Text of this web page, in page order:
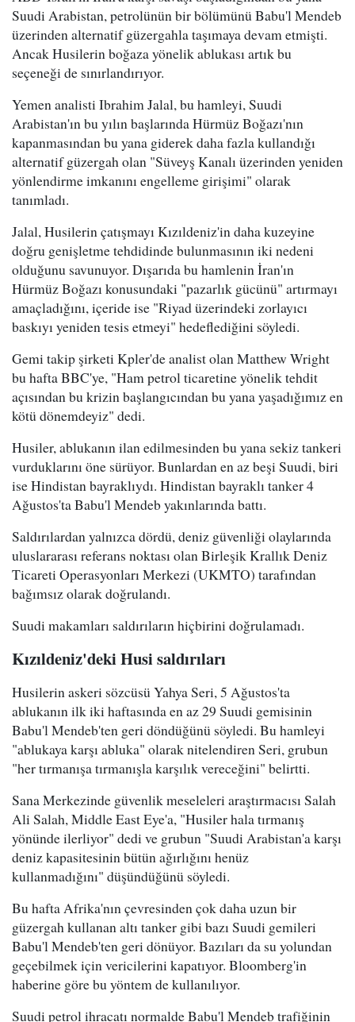
Suudi Arabistan, petrolünün bir bölümünü Babu'l Mendeb
üzerinden alternatif güzergahla taşımaya devam etmişti.
Ancak Husilerin boğaza yönelik ablukası artık bu
seçeneği de sınırlandırıyor.
Yemen analisti Ibrahim Jalal, bu hamleyi, Suudi
Arabistan'ın bu yılın başlarında Hürmüz Boğazı'nın
kapanmasından bu yana giderek daha fazla kullandığı
alternatif güzergah olan "Süveyş Kanalı üzerinden yeniden
yönlendirme imkanını engelleme girişimi" olarak
tanımladı.
Jalal, Husilerin çatışmayı Kızıldeniz'in daha kuzeyine
doğru genişletme tehdidinde bulunmasının iki nedeni
olduğunu savunuyor. Dışarıda bu hamlenin İran'ın
Hürmüz Boğazı konusundaki "pazarlık gücünü" artırmayı
amaçladığını, içeride ise "Riyad üzerindeki zorlayıcı
baskıyı yeniden tesis etmeyi" hedeflediğini söyledi.
Gemi takip şirketi Kpler'de analist olan Matthew Wright
bu hafta BBC'ye, "Ham petrol ticaretine yönelik tehdit
açısından bu krizin başlangıcından bu yana yaşadığımız en
kötü dönemdeyiz" dedi.
Husiler, ablukanın ilan edilmesinden bu yana sekiz tankeri
vurduklarını öne sürüyor. Bunlardan en az beşi Suudi, biri
ise Hindistan bayraklıydı. Hindistan bayraklı tanker 4
Ağustos'ta Babu'l Mendeb yakınlarında battı.
Saldırılardan yalnızca dördü, deniz güvenliği olaylarında
uluslararası referans noktası olan Birleşik Krallık Deniz
Ticareti Operasyonları Merkezi (UKMTO) tarafından
bağımsız olarak doğrulandı.
Suudi makamları saldırıların hiçbirini doğrulamadı.
Kızıldeniz'deki Husi saldırıları
Husilerin askeri sözcüsü Yahya Seri, 5 Ağustos'ta
ablukanın ilk iki haftasında en az 29 Suudi gemisinin
Babu'l Mendeb'ten geri döndüğünü söyledi. Bu hamleyi
"ablukaya karşı abluka" olarak nitelendiren Seri, grubun
"her tırmanışa tırmanışla karşılık vereceğini" belirtti.
Sana Merkezinde güvenlik meseleleri araştırmacısı Salah
Ali Salah, Middle East Eye'a, "Husiler hala tırmanış
yönünde ilerliyor" dedi ve grubun "Suudi Arabistan'a karşı
deniz kapasitesinin bütün ağırlığını henüz
kullanmadığını" düşündüğünü söyledi.
Bu hafta Afrika'nın çevresinden çok daha uzun bir
güzergah kullanan altı tanker gibi bazı Suudi gemileri
Babu'l Mendeb'ten geri dönüyor. Bazıları da su yolundan
geçebilmek için vericilerini kapatıyor. Bloomberg'in
haberine göre bu yöntem de kullanılıyor.
Suudi petrol ihracatı normalde Babu'l Mendeb trafiğinin